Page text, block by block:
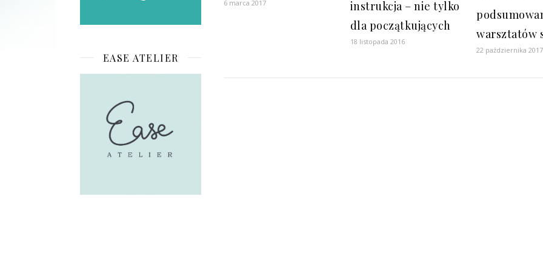
EASE ATELIER
6 marca 2017
instrukcja – nie tylko
dla początkujących
18 listopada 2016
warsztatów
22 października 2017